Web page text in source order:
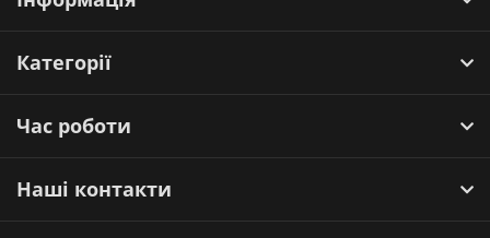
Категорії
Час роботи
Наші контакти